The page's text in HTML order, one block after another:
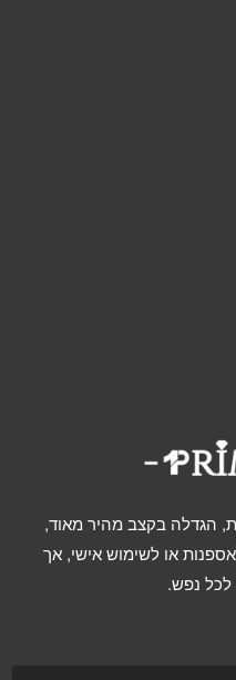
הגדלה בקצב מהיר מאוד,
או לשימוש אישי, אך
לכל נפש.